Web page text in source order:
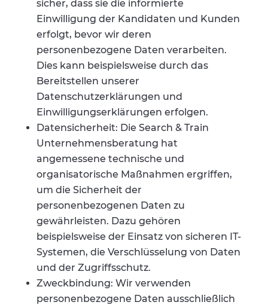
sicher, dass sie die informierte
Einwilligung der Kandidaten und Kunden
erfolgt, bevor wir deren
personenbezogene Daten verarbeiten.
Dies kann beispielsweise durch das
Bereitstellen unserer
Datenschutzerklärungen und
Einwilligungserklärungen erfolgen.
Datensicherheit: Die Search & Train
Unternehmensberatung hat
angemessene technische und
organisatorische Maßnahmen ergriffen,
um die Sicherheit der
personenbezogenen Daten zu
gewährleisten. Dazu gehören
beispielsweise der Einsatz von sicheren IT-
Systemen, die Verschlüsselung von Daten
und der Zugriffsschutz.
Zweckbindung: Wir verwenden
personenbezogene Daten ausschließlich